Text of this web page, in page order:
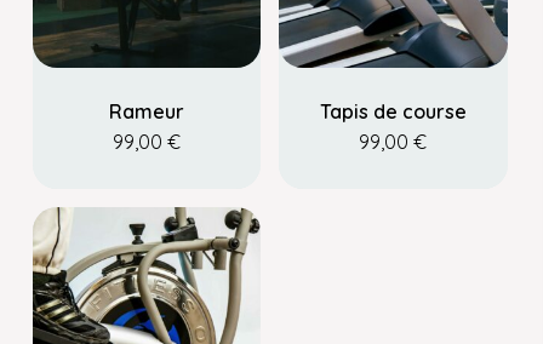
Rameur
99,00€
Tapis de course
99,00€